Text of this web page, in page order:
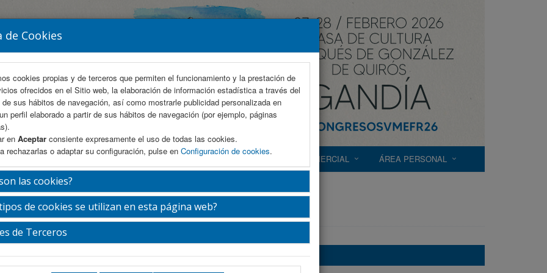
de Cookies
cookies propias y de terceros que permiten el funcionamiento y la prestación de
ofrecidos en el Sitio web, la elaboración de información estadística a través del
sus hábitos de navegación, así como mostrarle publicidad personalizada en
perfil elaborado a partir de sus hábitos de navegación (por ejemplo, páginas
en Aceptar consiente expresamente el uso de todas las cookies.
rechazarlas o adaptar su configuración, pulse en Configuración de cookies.
las cookies?
de cookies se utilizan en esta página web?
de Terceros
AREA CIENTÍFICA INSCRIPCIÓN ALOJAMIENTO EXP. COMERCIAL ÁREA PERSONAL
Científico
27 de febrero